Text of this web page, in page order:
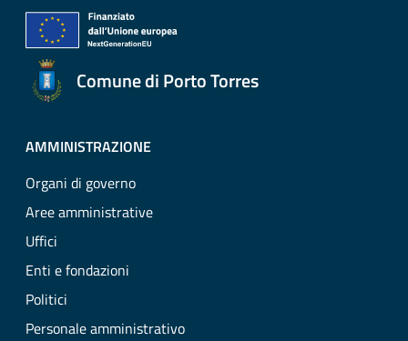
Comune di Porto Torres
AMMINISTRAZIONE
Organi di governo
Aree amministrative
Uffici
Enti e fondazioni
Politici
Personale amministrativo